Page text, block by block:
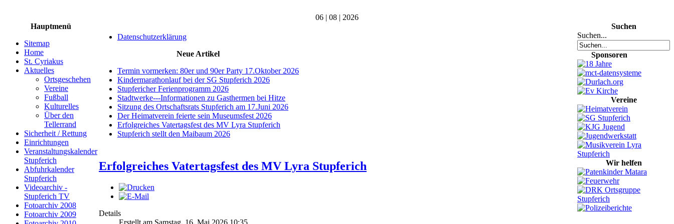
06 | 08 | 2026
Hauptmenü
Sitemap
Home
St. Cyriakus
Aktuelles
Ortsgeschehen
Vereine
Fußball
Kulturelles
Über den
Tellerrand
Sicherheit / Rettung
Einrichtungen
Veranstaltungskalender
Stupferich
Abfuhrkalender
Stupferich
Videoarchiv -
Stupferich TV
Fotoarchiv 2008
Fotoarchiv 2009
Datenschutzerklärung
Neue Artikel
Termin vormerken: 80er und 90er Party 17.Oktober 2026
Kindermarathonlauf bei der SG Stupferich 2026
Stupfericher Ferienprogramm 2026
Stadtwerke---Informationen zu Gasthermen bei Hitze
Sitzung des Ortschaftsrats Stupferich am 17.Juni 2026
Der Heimatverein feierte sein Museumsfest 2026
Erfolgreiches Vatertagsfest des MV Lyra Stupferich
Stupferich stellt den Maibaum 2026
Erfolgreiches Vatertagsfest des MV Lyra Stupferich
Details
Erstellt am Samstag, 16. Mai 2026 10:35
Suchen
Suchen...
Sponsoren
Vereine
Wir helfen